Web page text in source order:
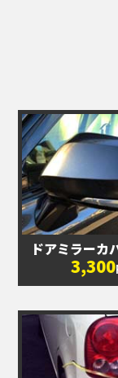
ドアミラーカ
3,300